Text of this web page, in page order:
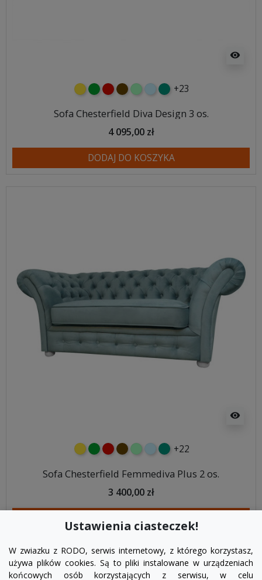
visibility
żółtyzielonyczerwony
czekoladowy
miętowybłękitny
turkusowy
+23
Sofa Chesterfield Diva Design 3 os.
4 095,00 zł
DODAJ DO KOSZYKA
visibility
żółtyzielonyczerwony
czekoladowy
miętowybłękitny
turkusowy
+22
Sofa Chesterfield Femmediva Plus 2 os.
3 400,00 zł
Ustawienia ciasteczek!
W zwiazku z RODO, serwis internetowy, z którego korzystasz,
używa plików cookies. Są to pliki instalowane w urządzeniach
końcowych osób korzystających z serwisu, w celu